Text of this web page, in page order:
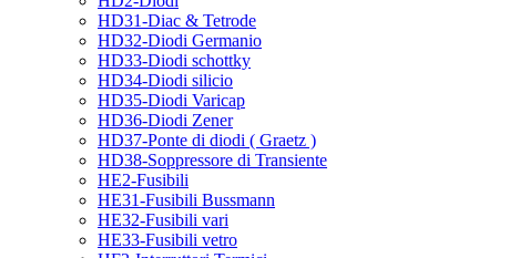
HD31-Diac & Tetrode
HD32-Diodi Germanio
HD33-Diodi schottky
HD34-Diodi silicio
HD35-Diodi Varicap
HD36-Diodi Zener
HD37-Ponte di diodi ( Graetz )
HD38-Soppressore di Transiente
HE2-Fusibili
HE31-Fusibili Bussmann
HE32-Fusibili vari
HE33-Fusibili vetro